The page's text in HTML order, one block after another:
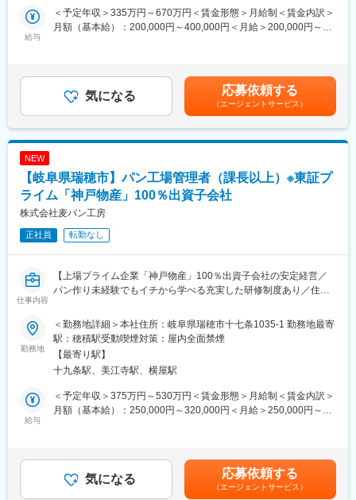
・製品検査/微生物検査／官能／色調検査/報告業務
・製品開発（商品のリニューアルや他社とのコンペ対策、独自製
品の開発、顧客からの依頼にに沿って開発 など）
プトの設定→製品化まで一貫して対応をしていく
■就業環境：
■組織構成:
・正社員50代2名、30代2名、20代4名、10代1名パート1名の計
10名の組織に属していただきます。
■工場について：
『FSSC22000』を取得し、安全で美味しい製品製造に努めていま
す。
■勤務形態について：
A：6:0~15:0/B:18:0～翌3:0の二交代シフト制です。（実働8時
間）
※研修期間中は週次交代制になります。
※通常勤務時には製品開発のタイミングにより立ち合いのためにシ
フト勤務になります。
※部署全体で年会平均4，5回ほどになります
全な原料・資材」、「安全な製造設備や労働環境」、「安全な製
造方法や作業手段」、 「製造スタッフの心身の状態と作業状況」
を把握・管理することに重点をおき、お客様に満足していただけ
給与
＜予定年収＞335万円～670万円＜賃金形態＞月給制＜賃金内訳＞
月額（基本給）：200,000円～400,000円＜月給＞200,000円～
を通じて上下する可能性があります。月給(月額)は固定手当を含め
た表記です。気になる 応募依頼する
（エージェントサービス）
NEW
【岐阜県瑞穂市】パン工場管理者（課長以上）※東証プ
ライム「神戸物産」100％出資子会社
株式会社麦パン工房
正社員 転勤なし
仕事内容
【上場プライム企業「神戸物産」100％出資子会社の安定経営／
パン作り未経験でもイチから学べる充実した研修制度あり／住み
■業務内容：
生産ラインで働くパートさんたちのサポートや勤務管理や製造ラ
インの生産性と効率性を上げ、円滑に稼働させるための管理まで
行います。
パンの製造を円滑に回すだけではなく、パートさんとコミュニケ
ーションをとりながら、関係性を深めていくことも重要な仕事で
す！
※コミュニケーションやチームワークを大切にできる方なら、活躍
の幅を広げることができます。
※SNSでも話題の業務ｽｰﾊﾟｰの人気商品にも携われます。天然酵母
勤務地
＜勤務地詳細＞本社住所：岐阜県瑞穂市十七条1035-1 勤務地最寄
駅：穂積駅受動喫煙対策：屋内全面禁煙
【最寄り駅】
十九条駅、美江寺駅、横屋駅
給与
＜予定年収＞375万円～530万円＜賃金形態＞月給制＜賃金内訳＞
月額（基本給）：250,000円～320,000円＜月給＞250,000円～
(月額)は固定手当を含めた表記です。
気になる 応募依頼する
（エージェントサービス）